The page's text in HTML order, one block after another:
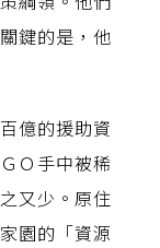
鍵的是，他
億的援助資
Ｏ手中被稀
又少。原住
園的「資源